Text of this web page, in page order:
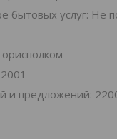
бытовых услуг: Не
и предложений: